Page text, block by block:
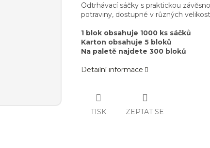
Odtrhávací sáčky s praktickou
potraviny, dostupné v různých
1 blok obsahuje 1000 ks sáčků
Karton obsahuje 5 bloků
Na paletě najdete 300 bloků
Detailní informace
TISK ZEPTAT SE